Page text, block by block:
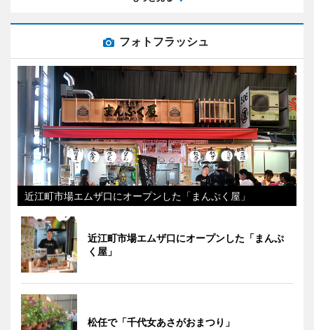
フォトフラッシュ
近江町市場エムザ口にオープンした「まんぷく屋」
近江町市場エムザ口にオープンした「まんぷ
く屋」
松任で「千代女あさがおまつり」